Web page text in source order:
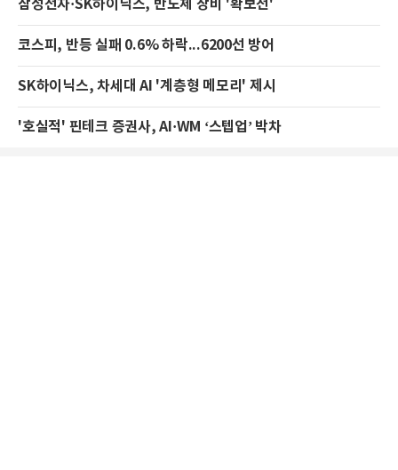
삼성전자·SK하이닉스, 반도체 장비 '확보전'
코스피, 반등 실패 0.6% 하락...6200선 방어
SK하이닉스, 차세대 AI '계층형 메모리' 제시
'호실적' 핀테크 증권사, AI·WM ‘스텝업’ 박차